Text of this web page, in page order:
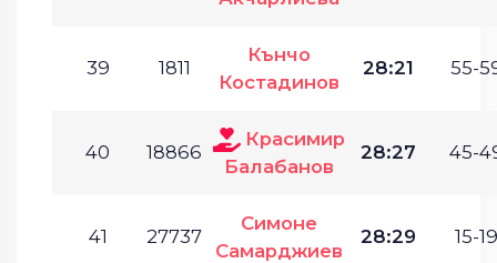
39 1811
Кънчо
Костадинов
28:21 55-
40 18866
Красимир
Балабанов
28:27 45-
41 27737
Симоне
Самарджиев
28:29 15-